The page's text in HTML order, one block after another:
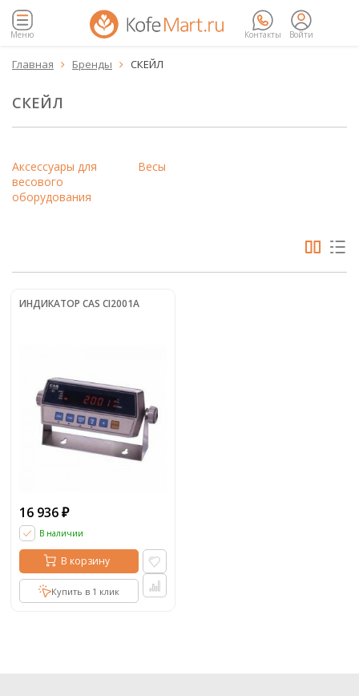
Меню Контакты Войти
Главная  Бренды  СКЕЙЛ
СКЕЙЛ
Аксессуары для
весового
оборудования
Весы
ИНДИКАТОР CAS CI2001A
16 936 ₽
В наличии
В корзину
Купить в 1 клик